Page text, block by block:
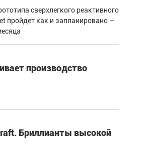
сверхлегкого реактивного
пройдет как и запланировано –
производство
Бриллианты высокой